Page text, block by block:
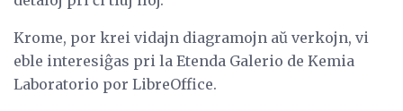
Krome, por krei vidajn diagramojn aŭ verkojn, vi
eble interesiĝas pri la Etenda Galerio de Kemia
Laboratorio por LibreOffice.